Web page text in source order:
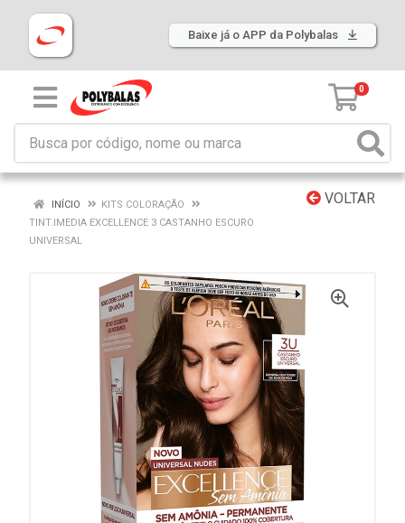
Baixe já o APP da Polybalas
0
VOLTAR
INÍCIO
KITS COLORAÇÃO
TINT.IMEDIA EXCELLENCE 3 CASTANHO ESCURO
UNIVERSAL